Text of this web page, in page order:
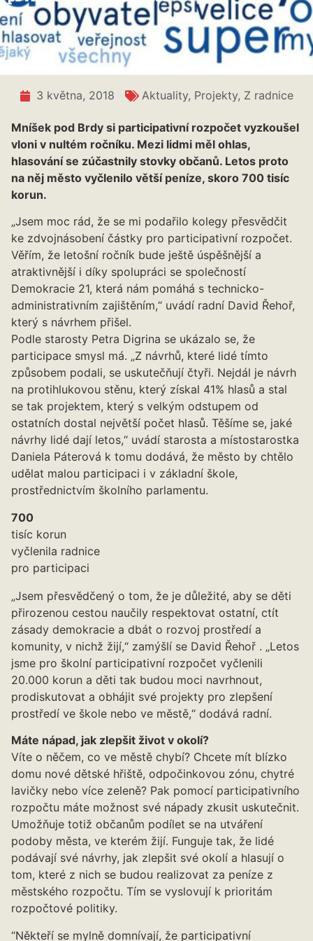
3 května, 2018 Aktuality, Projekty, Z radnice
Mníšek pod Brdy si participativní rozpočet vyzkoušel
vloni v nultém ročníku. Mezi lidmi měl ohlas,
hlasování se zúčastnily stovky občanů. Letos proto
na něj město vyčlenilo větší peníze, skoro 700 tisíc
korun.
„Jsem moc rád, že se mi podařilo kolegy přesvědčit
ke zdvojnásobení částky pro participativní rozpočet.
Věřím, že letošní ročník bude ještě úspěšnější a
atraktivnější i díky spolupráci se společností
Demokracie 21, která nám pomáhá s technicko-
administrativním zajištěním,“ uvádí radní David Řehoř,
který s návrhem přišel.
Podle starosty Petra Digrina se ukázalo se, že
participace smysl má. „Z návrhů, které lidé tímto
způsobem podali, se uskutečňují čtyři. Nejdál je návrh
na protihlukovou stěnu, který získal 41% hlasů a stal
se tak projektem, který s velkým odstupem od
ostatních dostal největší počet hlasů. Těšíme se, jaké
návrhy lidé dají letos,“ uvádí starosta a místostarostka
Daniela Páterová k tomu dodává, že město by chtělo
udělat malou participaci i v základní škole,
prostřednictvím školního parlamentu.
700
tisíc korun
vyčlenila radnice
pro participaci
„Jsem přesvědčený o tom, že je důležité, aby se děti
přirozenou cestou naučily respektovat ostatní, ctít
zásady demokracie a dbát o rozvoj prostředí a
komunity, v nichž žijí,“ zamýšlí se David Řehoř . „Letos
jsme pro školní participativní rozpočet vyčlenili
20.000 korun a děti tak budou moci navrhnout,
prodiskutovat a obhájit své projekty pro zlepšení
prostředí ve škole nebo ve městě,“ dodává radní.
Máte nápad, jak zlepšit život v okolí?
Víte o něčem, co ve městě chybí? Chcete mít blízko
domu nové dětské hřiště, odpočinkovou zónu, chytré
lavičky nebo více zeleně? Pak pomocí participativního
rozpočtu máte možnost své nápady zkusit uskutečnit.
Umožňuje totiž občanům podílet se na utváření
podoby města, ve kterém žijí. Funguje tak, že lidé
podávají své návrhy, jak zlepšit své okolí a hlasují o
tom, které z nich se budou realizovat za peníze z
městského rozpočtu. Tím se vyslovují k prioritám
rozpočtové politiky.
“Někteří se mylně domnívají, že participativní